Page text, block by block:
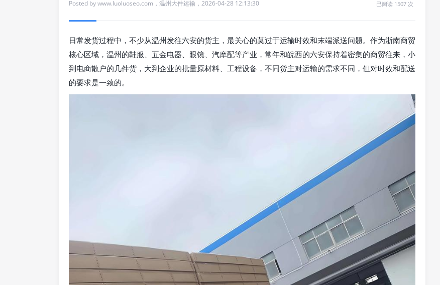
Posted bywww.luoluoseo.com ， 温州大件运输 ， 2026-04-28 12:13:30 已阅读 1507 次
日常发货过程中，不少从温州发往六安的货主，最关心的莫过于运输时效和末端派送问题。作为浙南商贸
核心区域，温州的鞋服、五金电器、眼镜、汽摩配等产业，常年和皖西的六安保持着密集的商贸往来，小
到电商散户的几件货，大到企业的批量原材料、工程设备，不同货主对运输的需求不同，但对时效和配送
的要求是一致的。